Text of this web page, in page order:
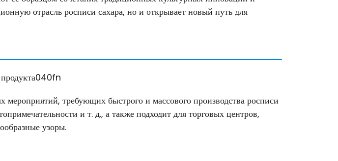
отрасль росписи сахара, но и открывает новый путь для
требующих быстрого и массового производства росписи
и т. д., а также подходит для торговых центров,
узоры.